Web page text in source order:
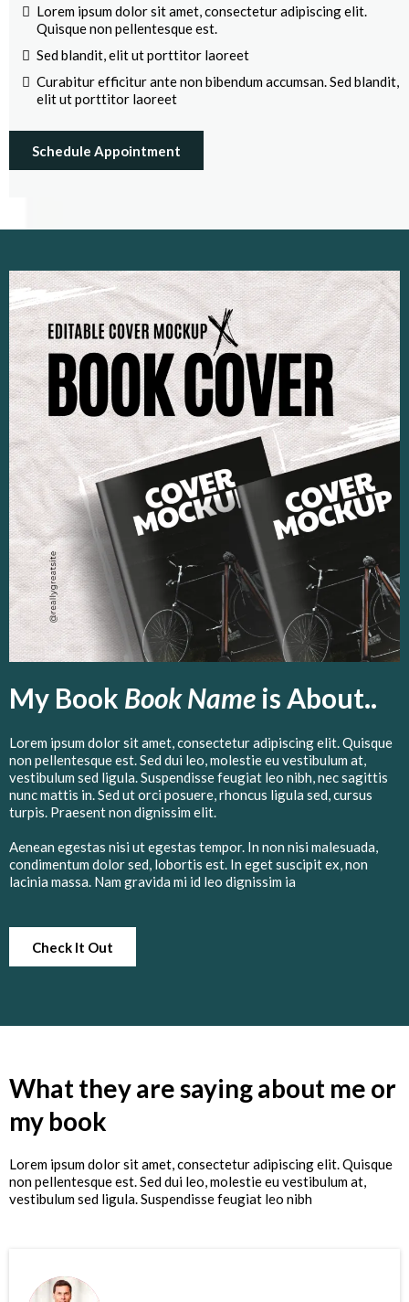
Lorem ipsum dolor sit amet, consectetur adipiscing elit.
Quisque non pellentesque est.
Sed blandit, elit ut porttitor laoreet
Curabitur efficitur ante non bibendum accumsan. Sed blandit,
elit ut porttitor laoreet
Schedule Appointment
My Book Book Name is About..
Lorem ipsum dolor sit amet, consectetur adipiscing elit. Quisque
non pellentesque est. Sed dui leo, molestie eu vestibulum at,
vestibulum sed ligula. Suspendisse feugiat leo nibh, nec sagittis
nunc mattis in. Sed ut orci posuere, rhoncus ligula sed, cursus
turpis. Praesent non dignissim elit.
Aenean egestas nisi ut egestas tempor. In non nisi malesuada,
condimentum dolor sed, lobortis est. In eget suscipit ex, non
lacinia massa. Nam gravida mi id leo dignissim ia
Check It Out
What they are saying about me or
my book
Lorem ipsum dolor sit amet, consectetur adipiscing elit. Quisque
non pellentesque est. Sed dui leo, molestie eu vestibulum at,
vestibulum sed ligula. Suspendisse feugiat leo nibh